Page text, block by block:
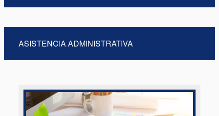
ASISTENCIA ADMINISTRATIVA